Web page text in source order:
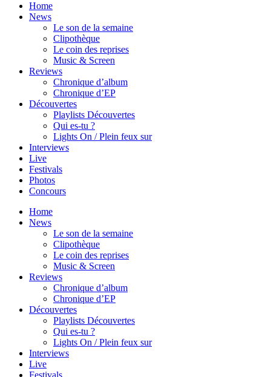
Home
News
Le son de la semaine
Clipothèque
Le coin des reprises
Music & Screen
Reviews
Chronique d’album
Chronique d’EP
Découvertes
Playlists Découvertes
Qui es-tu ?
Lights On / Plein feux sur
Interviews
Live
Festivals
Photos
Concours
Home
News
Le son de la semaine
Clipothèque
Le coin des reprises
Music & Screen
Reviews
Chronique d’album
Chronique d’EP
Découvertes
Playlists Découvertes
Qui es-tu ?
Lights On / Plein feux sur
Interviews
Live
Festivals